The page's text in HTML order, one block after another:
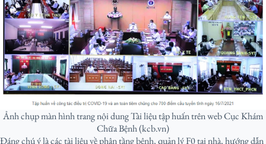
Ảnh chụp màn hình trang nội dung Tài liệu tập huấn trên web Cục Khám
Chữa Bệnh (kcb.vn)
Đáng chú ý là các tài liệu về phân tầng bệnh, quản lý F0 tại nhà, hướng dẫn